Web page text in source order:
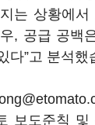
는 상황에서
, 공급 공백
다”고 분석했
보도준칙 및